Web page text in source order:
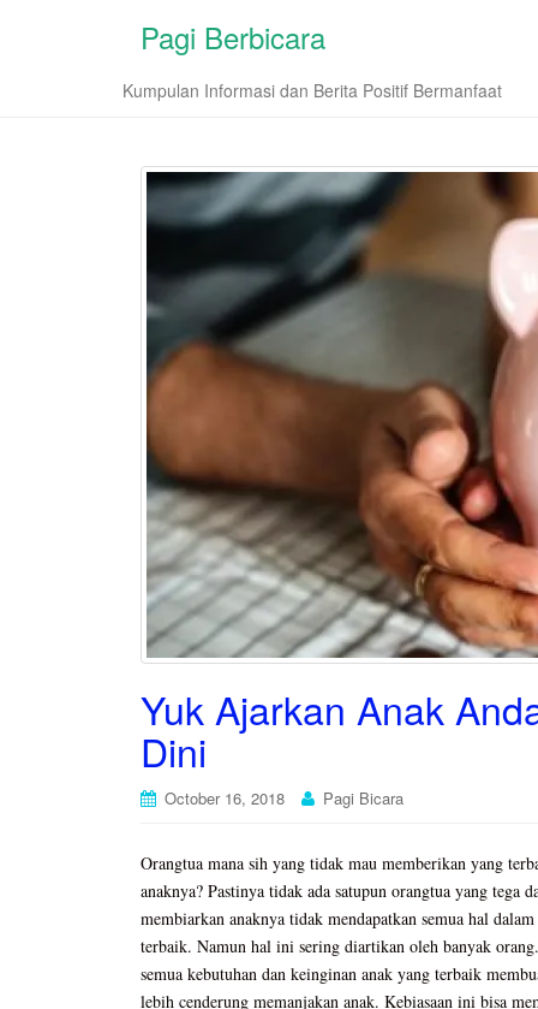
Pagi Berbicara
Kumpulan Informasi dan Berita Positif Bermanfaat
Yuk Ajarkan Anak
Dini
October 16, 2018 Pagi Bicara
Orangtua mana sih yang tidak mau memberikan yang
anaknya? Pastinya tidak ada satupun orangtua yang tega
membiarkan anaknya tidak mendapatkan semua hal
terbaik. Namun hal ini sering diartikan oleh banyak
semua kebutuhan dan keinginan anak yang terbaik
lebih cenderung memanjakan anak. Kebiasaan ini bisa